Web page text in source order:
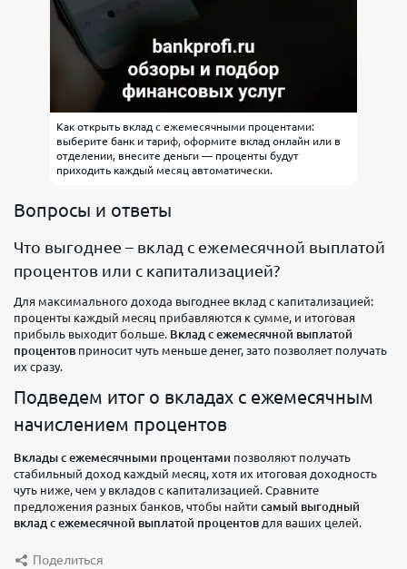
Как открыть вклад с ежемесячными процентами:
выберите банк и тариф, оформите вклад онлайн или в
отделении, внесите деньги — проценты будут
приходить каждый месяц автоматически.
Вопросы и ответы
Что выгоднее – вклад с ежемесячной выплатой
процентов или с капитализацией?
Для максимального дохода выгоднее вклад с капитализацией:
проценты каждый месяц прибавляются к сумме, и итоговая
прибыль выходит больше. Вклад с ежемесячной выплатой
процентов приносит чуть меньше денег, зато позволяет получать
их сразу.
Подведем итог о вкладах с ежемесячным
начислением процентов
Вклады с ежемесячными процентами позволяют получать
стабильный доход каждый месяц, хотя их итоговая доходность
чуть ниже, чем у вкладов с капитализацией. Сравните
предложения разных банков, чтобы найти самый выгодный
вклад с ежемесячной выплатой процентов для ваших целей.
Поделиться